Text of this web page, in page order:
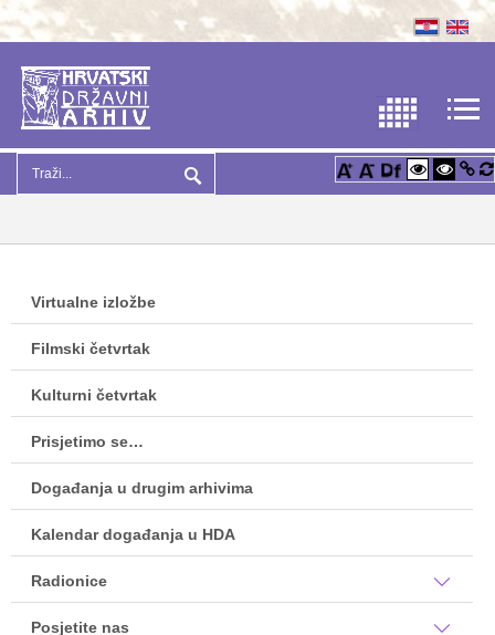
Virtualne izložbe
Filmski četvrtak
Kulturni četvrtak
Prisjetimo se…
Događanja u drugim arhivima
Kalendar događanja u HDA
Radionice
Posjetite nas